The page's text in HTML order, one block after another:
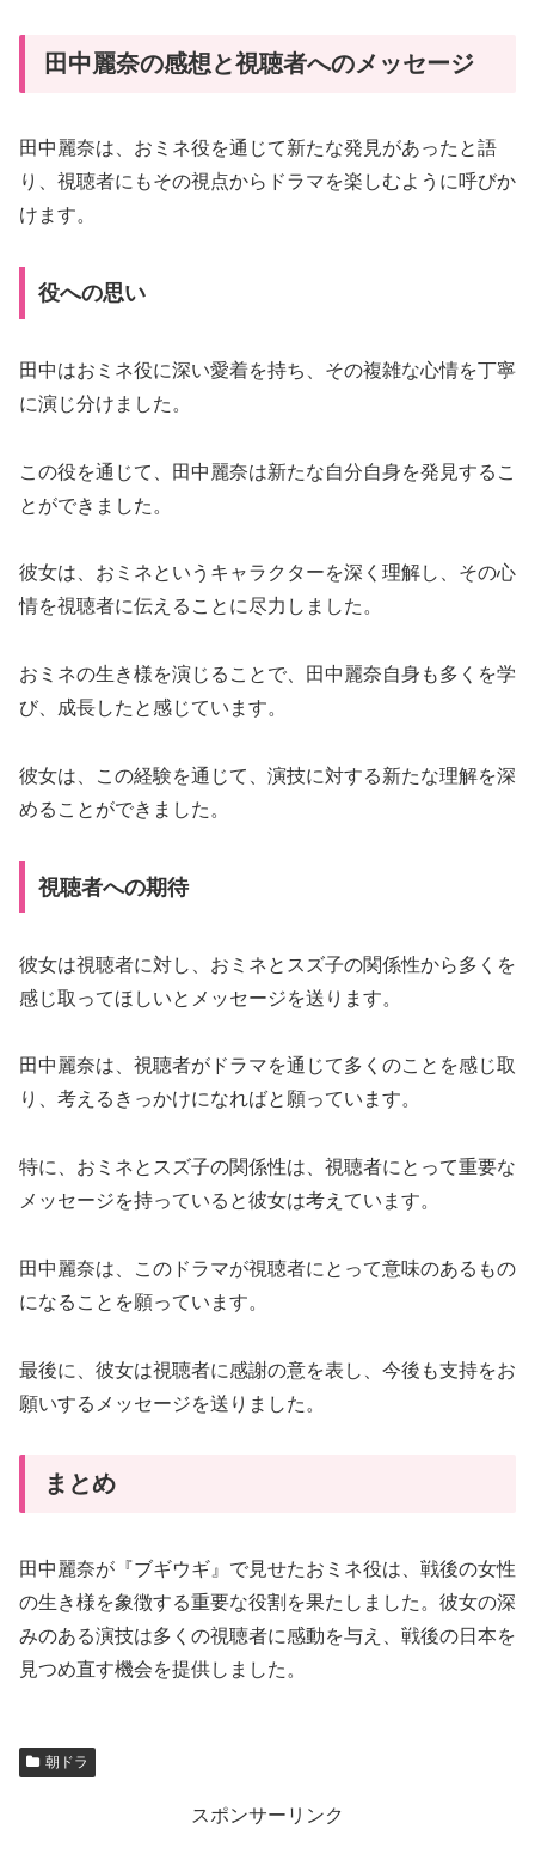
田中麗奈の感想と視聴者へのメッセージ
田中麗奈は、おミネ役を通じて新たな発見があったと語
り、視聴者にもその視点からドラマを楽しむように呼びか
けます。
役への思い
田中はおミネ役に深い愛着を持ち、その複雑な心情を丁寧
に演じ分けました。
この役を通じて、田中麗奈は新たな自分自身を発見するこ
とができました。
彼女は、おミネというキャラクターを深く理解し、その心
情を視聴者に伝えることに尽力しました。
おミネの生き様を演じることで、田中麗奈自身も多くを学
び、成長したと感じています。
彼女は、この経験を通じて、演技に対する新たな理解を深
めることができました。
視聴者への期待
彼女は視聴者に対し、おミネとスズ子の関係性から多くを
感じ取ってほしいとメッセージを送ります。
田中麗奈は、視聴者がドラマを通じて多くのことを感じ取
り、考えるきっかけになればと願っています。
特に、おミネとスズ子の関係性は、視聴者にとって重要な
メッセージを持っていると彼女は考えています。
田中麗奈は、このドラマが視聴者にとって意味のあるもの
になることを願っています。
最後に、彼女は視聴者に感謝の意を表し、今後も支持をお
願いするメッセージを送りました。
まとめ
田中麗奈が『ブギウギ』で見せたおミネ役は、戦後の女性
の生き様を象徴する重要な役割を果たしました。彼女の深
みのある演技は多くの視聴者に感動を与え、戦後の日本を
見つめ直す機会を提供しました。
朝ドラ
スポンサーリンク